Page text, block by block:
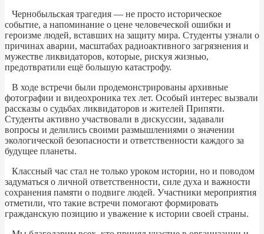
Чернобыльская трагедия — не просто историческое
событие, а напоминание о цене человеческой ошибки и
героизме людей, вставших на защиту мира. Студенты узнали о
причинах аварии, масштабах радиоактивного загрязнения и
мужестве ликвидаторов, которые, рискуя жизнью,
предотвратили ещё большую катастрофу.
В ходе встречи были продемонстрированы архивные
фотографии и видеохроника тех лет. Особый интерес вызвали
рассказы о судьбах ликвидаторов и жителей Припяти.
Студенты активно участвовали в дискуссии, задавали
вопросы и делились своими размышлениями о значении
экологической безопасности и ответственности каждого за
будущее планеты.
Классный час стал не только уроком истории, но и поводом
задуматься о личной ответственности, силе духа и важности
сохранения памяти о подвиге людей. Участники мероприятия
отметили, что такие встречи помогают формировать
гражданскую позицию и уважение к истории своей страны.